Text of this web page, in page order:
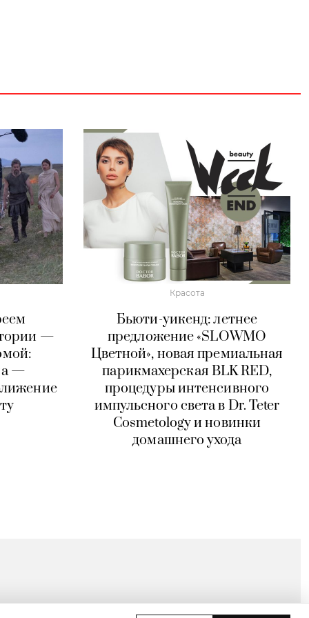
—
—
Красота
Бьюти-уикенд: летнее
предложение «SLOWMO
Цветной», новая премиальная
парикмахерская BLK RED,
процедуры интенсивного
импульсного света в Dr. Teter
Cosmetology и новинки
домашнего ухода